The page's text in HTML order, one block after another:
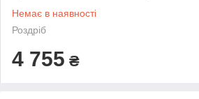
Немає в наявності
Роздріб
4 755 ₴